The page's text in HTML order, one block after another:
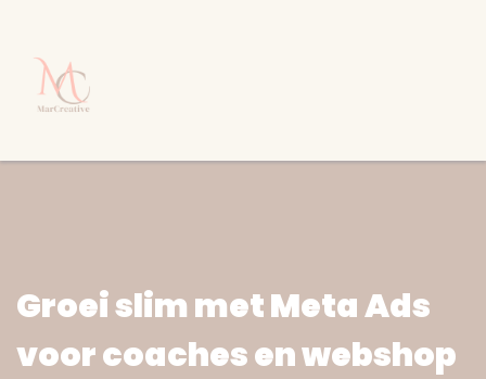
Groei slim met Meta Ads
voor coaches en webshop